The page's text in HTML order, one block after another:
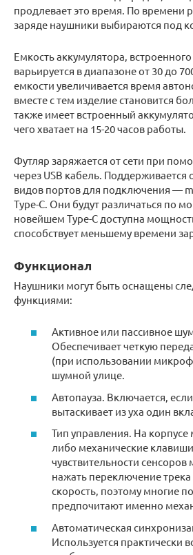
продлевает это время. По времени
заряде наушники выбираются под
Емкость аккумулятора,
варьируется в диапазоне от 30 до
емкости увеличивается время
вместе с тем изделие становится
также имеет встроенный
чего хватает на 15-20 часов работы.
Футляр заряжается от сети при
через USB кабель. Поддерживается
видов портов для подключения —
Type-C. Они будут различаться по
новейшем Type-C доступна
способствует меньшему времени
Функционал
Наушники могут быть оснащены
функциями:
Активное или пассивное
Обеспечивает четкую
(при использовании
шумной улице.
Автопауза. Включается,
вытаскивает из уха один
Тип управления. На корпусе
либо механические
чувствительности
нажать переключение
скорость, поэтому многие
предпочитают именно
Автоматическая
Используется практически